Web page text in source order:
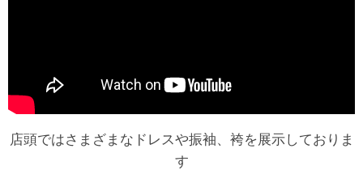
店頭ではさまざまなドレスや振袖、袴を展示しておりま
す